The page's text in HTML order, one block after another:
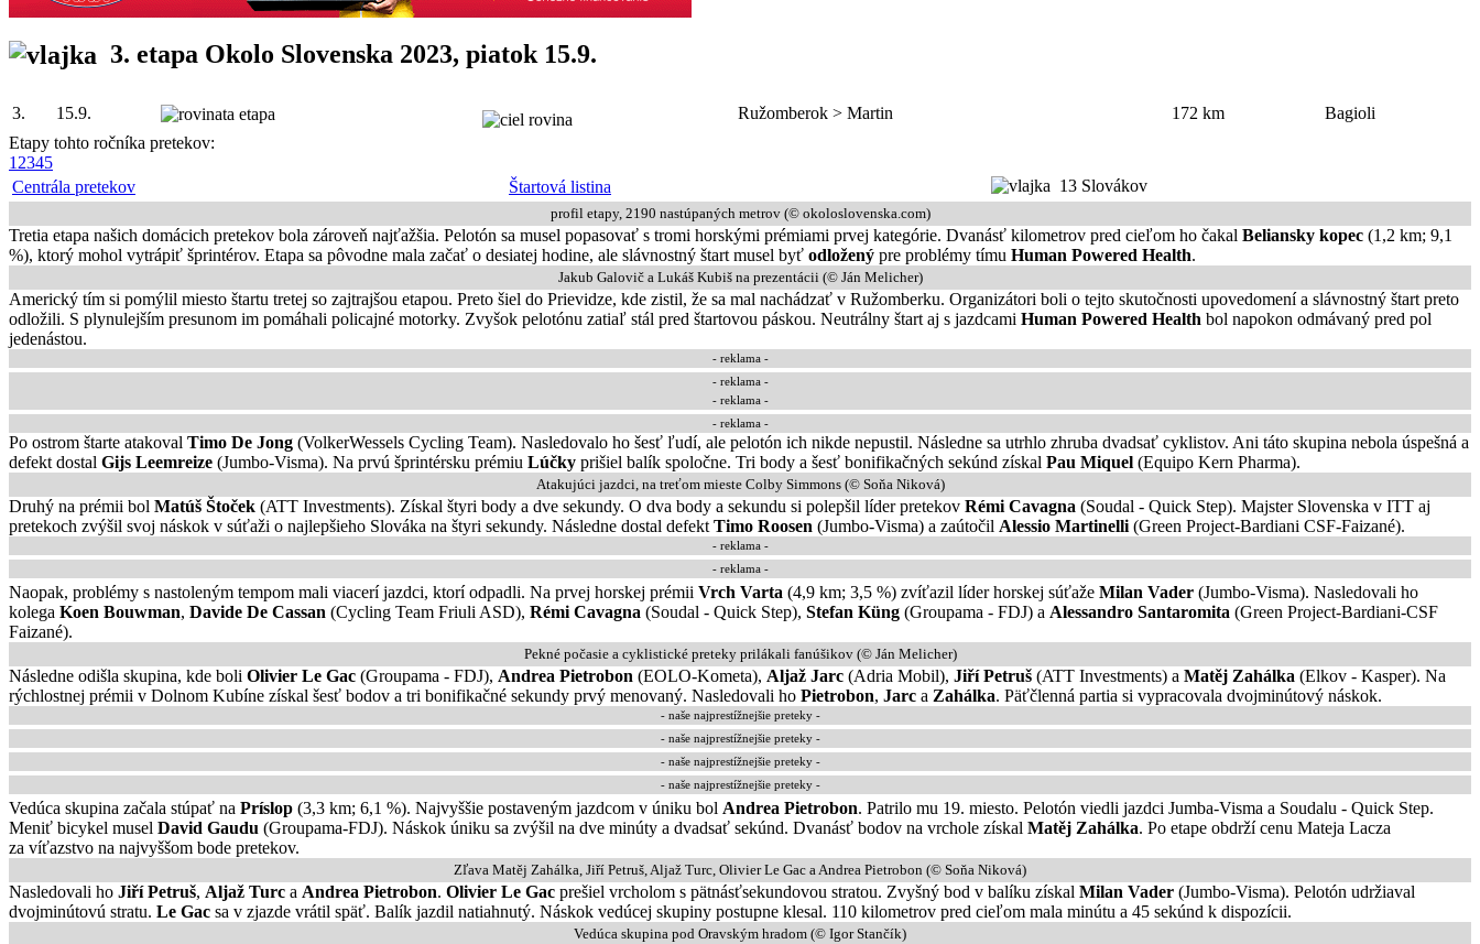
3. etapa Okolo Slovenska 2023, piatok 15.9.
3. 15.9. Ružomberok > Martin 172 km
Bagioli
Etapy tohto ročníka pretekov:
1 2345
Centrála pretekov
Štartová listina 13 Slovákov
profil etapy, 2190 nastúpaných metrov (© okoloslovenska.com)
Tretia etapa našich domácich pretekov bola zároveň najťažšia. Pelotón sa musel popasovať s tromi horskými prémiami prvej kategórie. Dvanásť kilometrov pred cieľom ho čakal Beliansky kopec (1,2 km; 9,1
%), ktorý mohol vytrápiť šprintérov. Etapa sa pôvodne mala začať o desiatej hodine, ale slávnostný štart musel byť odložený pre problémy tímu Human Powered Health.
Jakub Galovič a Lukáš Kubiš na prezentácii (© Ján Melicher)
Americký tím si pomýlil miesto štartu tretej so zajtrajšou etapou. Preto šiel do Prievidze, kde zistil, že sa mal nachádzať v Ružomberku. Organizátori boli o tejto skutočnosti upovedomení a slávnostný štart preto
odložili. S plynulejším presunom im pomáhali policajné motorky. Zvyšok pelotónu zatiaľ stál pred štartovou páskou. Neutrálny štart aj s jazdcami Human Powered Health bol napokon odmávaný pred pol
jedenástou.
- reklama -
- reklama-
- reklama -
- reklama-
Po ostrom štarte atakoval Timo De Jong (VolkerWessels Cycling Team). Nasledovalo ho šesť ľudí, ale pelotón ich nikde nepustil. Následne sa utrhlo zhruba dvadsať cyklistov. Ani táto skupina nebola úspešná a
defekt dostal Gijs Leemreize (Jumbo-Visma). Na prvú šprintérsku prémiu Lúčky prišiel balík spoločne. Tri body a šesť bonifikačných sekúnd získal Pau Miquel (Equipo Kern Pharma).
Atakujúci jazdci, na treťom mieste Colby Simmons (© Soňa Niková)
Druhý na prémii bol Matúš Štoček (ATT Investments). Získal štyri body a dve sekundy. O dva body a sekundu si polepšil líder pretekov Rémi Cavagna (Soudal - Quick Step). Majster Slovenska v ITT aj
pretekoch zvýšil svoj náskok v súťaži o najlepšieho Slováka na štyri sekundy. Následne dostal defekt Timo Roosen (Jumbo-Visma) a zaútočil Alessio Martinelli (Green Project-Bardiani CSF-Faizané).
- reklama -
- reklama -
Naopak, problémy s nastoleným tempom mali viacerí jazdci, ktorí odpadli. Na prvej horskej prémii Vrch Varta (4,9 km; 3,5 %) zvíťazil líder horskej súťaže Milan Vader (Jumbo-Visma). Nasledovali ho
kolega Koen Bouwman, Davide De Cassan (Cycling Team Friuli ASD), Rémi Cavagna (Soudal - Quick Step), Stefan Küng (Groupama - FDJ) a Alessandro Santaromita (Green Project-Bardiani-CSF
Faizané).
Pekné počasie a cyklistické preteky prilákali fanúšikov (© Ján Melicher)
Následne odišla skupina, kde boli Olivier Le Gac (Groupama - FDJ), Andrea Pietrobon (EOLO-Kometa), Aljaž Jarc (Adria Mobil), Jiří Petruš (ATT Investments) a Matěj Zahálka (Elkov - Kasper). Na
rýchlostnej prémii v Dolnom Kubíne získal šesť bodov a tri bonifikačné sekundy prvý menovaný. Nasledovali ho Pietrobon, Jarc a Zahálka. Päťčlenná partia si vypracovala dvojminútový náskok.
- naše najprestížnejšie preteky -
- naše najprestížnejšie preteky -
- naše najprestížnejšie preteky -
- naše najprestížnejšie preteky -
Vedúca skupina začala stúpať na Príslop (3,3 km; 6,1 %). Najvyššie postaveným jazdcom v úniku bol Andrea Pietrobon. Patrilo mu 19. miesto. Pelotón viedli jazdci Jumba-Visma a Soudalu - Quick Step.
Meniť bicykel musel David Gaudu (Groupama-FDJ). Náskok úniku sa zvýšil na dve minúty a dvadsať sekúnd. Dvanásť bodov na vrchole získal Matěj Zahálka. Po etape obdrží cenu Mateja Lacza
za víťazstvo na najvyššom bode pretekov.
Zľava Matěj Zahálka, Jiří Petruš, Aljaž Turc, Olivier Le Gac a Andrea Pietrobon (© Soňa Niková)
Nasledovali ho Jiří Petruš, Aljaž Turc a Andrea Pietrobon. Olivier Le Gac prešiel vrcholom s pätnásťsekundovou stratou. Zvyšný bod v balíku získal Milan Vader (Jumbo-Visma). Pelotón udržiaval
dvojminútovú stratu. Le Gac sa v zjazde vrátil späť. Balík jazdil natiahnutý. Náskok vedúcej skupiny postupne klesal. 110 kilometrov pred cieľom mala minútu a 45 sekúnd k dispozícii.
Vedúca skupina pod Oravským hradom (© Igor Stančík)